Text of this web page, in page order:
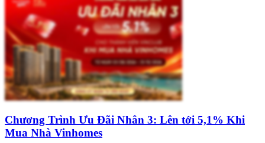
Chương Trình Ưu Đãi Nhân 3: Lên tới 5,1% Khi
Mua Nhà Vinhomes